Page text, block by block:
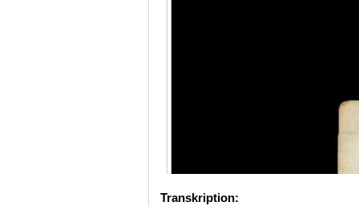
Transkription: